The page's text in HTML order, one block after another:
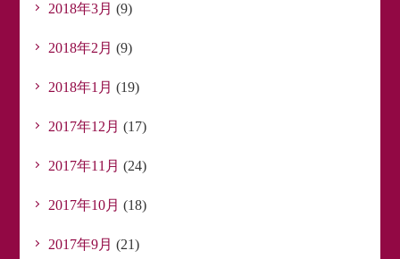
2018年3月 (9)
2018年2月 (9)
2018年1月 (19)
2017年12月 (17)
2017年11月 (24)
2017年10月 (18)
2017年9月 (21)